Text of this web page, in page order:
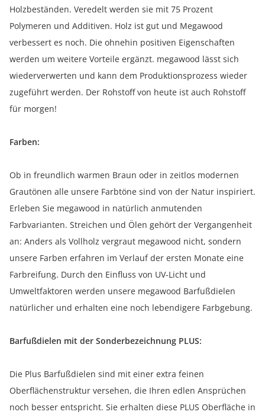
Holzbeständen. Veredelt werden sie mit 75 Prozent
Polymeren und Additiven. Holz ist gut und Megawood
verbessert es noch. Die ohnehin positiven Eigenschaften
werden um weitere Vorteile ergänzt. megawood lässt sich
wiederverwerten und kann dem Produktionsprozess wieder
zugeführt werden. Der Rohstoff von heute ist auch Rohstoff
für morgen!
Farben:
Ob in freundlich warmen Braun oder in zeitlos modernen
Grautönen alle unsere Farbtöne sind von der Natur inspiriert.
Erleben Sie megawood in natürlich anmutenden
Farbvarianten. Streichen und Ölen gehört der Vergangenheit
an: Anders als Vollholz vergraut megawood nicht, sondern
unsere Farben erfahren im Verlauf der ersten Monate eine
Farbreifung. Durch den Einfluss von UV-Licht und
Umweltfaktoren werden unsere megawood Barfußdielen
natürlicher und erhalten eine noch lebendigere Farbgebung.
Barfußdielen mit der Sonderbezeichnung PLUS:
Die Plus Barfußdielen sind mit einer extra feinen
Oberflächenstruktur versehen, die Ihren edlen Ansprüchen
noch besser entspricht. Sie erhalten diese PLUS Oberfläche in